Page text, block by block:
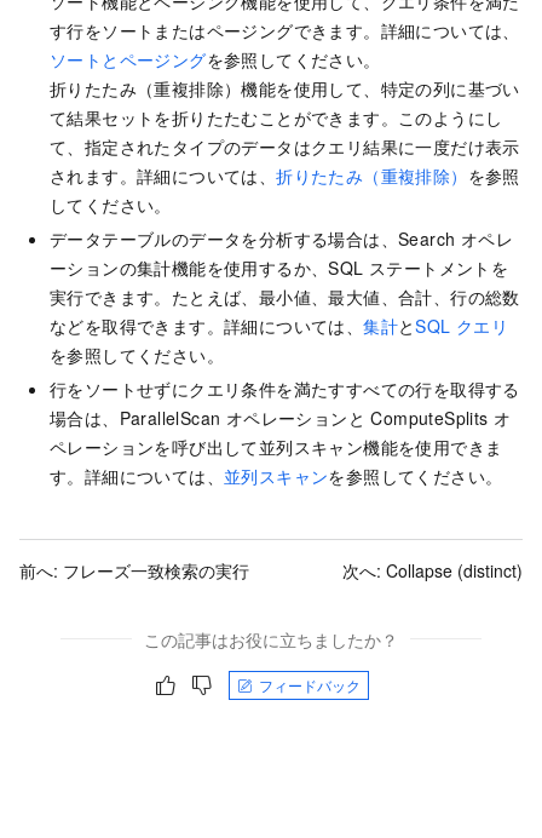
す行をソートまたはページングできます。詳細については、
ソートとページングを参照してください。
折りたたみ（重複排除）機能を使用して、特定の列に基づい
て結果セットを折りたたむことができます。このようにし
て、指定されたタイプのデータはクエリ結果に一度だけ表示
されます。詳細については、折りたたみ（重複排除） を参照
してください。
データテーブルのデータを分析する場合は、Search オペレ
ーションの集計機能を使用するか、SQL ステートメントを
実行できます。たとえば、最小値、最大値、合計、行の総数
などを取得できます。詳細については、集計とSQL クエリ
を参照してください。
行をソートせずにクエリ条件を満たすすべての行を取得する
場合は、ParallelScan オペレーションと ComputeSplits オ
ペレーションを呼び出して並列スキャン機能を使用できま
す。詳細については、 並列スキャンを参照してください。
前へ: フレーズ一致検索の実行 次へ: Collapse (distinct)
この記事はお役に立ちましたか？
フィードバック